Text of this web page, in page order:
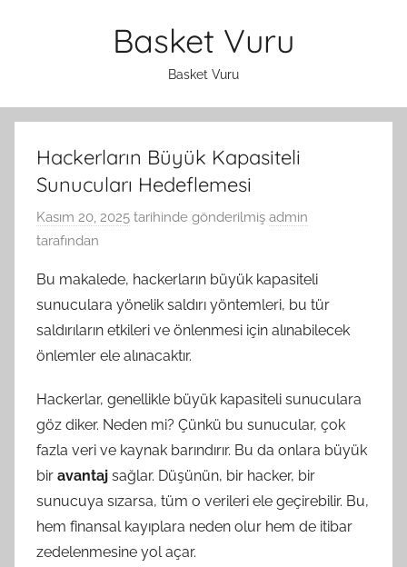
Basket Vuru
Basket Vuru
Hackerların Büyük Kapasiteli
Sunucuları Hedeflemesi
Kasım 20, 2025 tarihinde gönderilmiş admin
tarafından
Bu makalede, hackerların büyük kapasiteli
sunuculara yönelik saldırı yöntemleri, bu tür
saldırıların etkileri ve önlenmesi için alınabilecek
önlemler ele alınacaktır.
Hackerlar, genellikle büyük kapasiteli sunuculara
göz diker. Neden mi? Çünkü bu sunucular, çok
fazla veri ve kaynak barındırır. Bu da onlara büyük
bir avantaj sağlar. Düşünün, bir hacker, bir
sunucuya sızarsa, tüm o verileri ele geçirebilir. Bu,
hem finansal kayıplara neden olur hem de itibar
zedelenmesine yol açar.